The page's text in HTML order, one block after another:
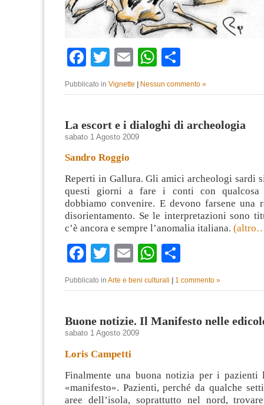
Facebook
Twitter
EmailWhatsApp
Pubblicato in Vignette | Nessun commento »
La escort e i dialoghi di archeologia
sabato 1 Agosto 2009
Sandro Roggio
Reperti in Gallura. Gli amici archeologi sardi
questi giorni a fare i conti con
dobbiamo convenire. E devono farsene una
disorientamento. Se le interpretazioni sono
c’è ancora e sempre l’anomalia italiana.
Facebook
TwitterEmailWhatsApp
Pubblicato in Arte e beni culturali 1 commento »
Buone notizie. Il Manifesto nelle
sabato 1 Agosto 2009
Loris Campetti
Finalmente una buona notizia per i pazienti
«manifesto». Pazienti, perché da qualche
aree dell’isola, soprattutto nel nord,